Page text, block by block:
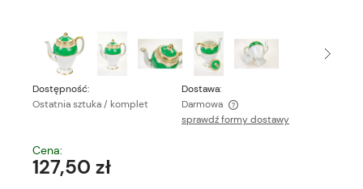
Dostępność:
Ostatnia sztuka / komplet
Dostawa:
Darmowa
Cena nie zawiera ewentualnych kosztów płatności
sprawdź formy dostawy
Cena:
127,50 zł